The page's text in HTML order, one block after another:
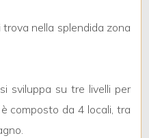
trova nella splendida zona
sviluppa su tre livelli per
composto da 4 locali, tra